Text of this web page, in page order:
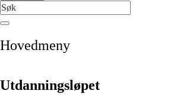
Hovedmeny
Utdanningsløpet